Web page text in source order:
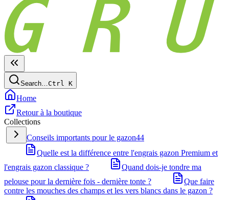
Search…Ctrl K
Home
Retour à la boutique
Collections
Conseils importants pour le gazon44
Quelle est la différence entre l'engrais gazon Premium et
l'engrais gazon classique ?
Quand dois-je tondre ma
pelouse pour la dernière fois - dernière tonte ?
Que faire
contre les mouches des champs et les vers blancs dans le gazon ?